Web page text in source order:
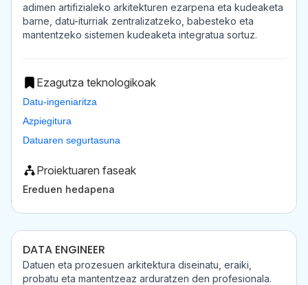
adimen artifizialeko arkitekturen ezarpena eta kudeaketa
barne, datu-iturriak zentralizatzeko, babesteko eta
mantentzeko sistemen kudeaketa integratua sortuz.
Ezagutza teknologikoak
Datu-ingeniaritza
Azpiegitura
Datuaren segurtasuna
Proiektuaren faseak
Ereduen hedapena
DATA ENGINEER
Datuen eta prozesuen arkitektura diseinatu, eraiki,
probatu eta mantentzeaz arduratzen den profesionala.